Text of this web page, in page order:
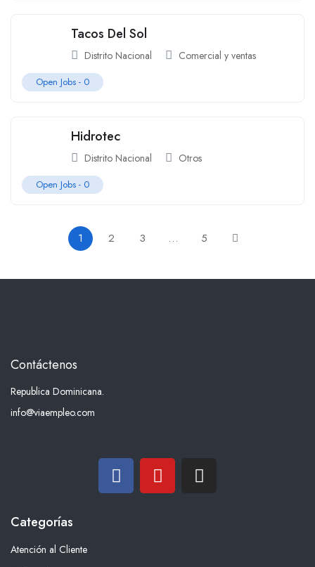
Tacos Del Sol
Distrito Nacional Comercial y ventas
Open Jobs - 0
Hidrotec
Distrito Nacional Otros
Open Jobs - 0
1 2 3 … 5
Contáctenos
Republica Dominicana.
info@viaempleo.com
Categorías
Atención al Cliente